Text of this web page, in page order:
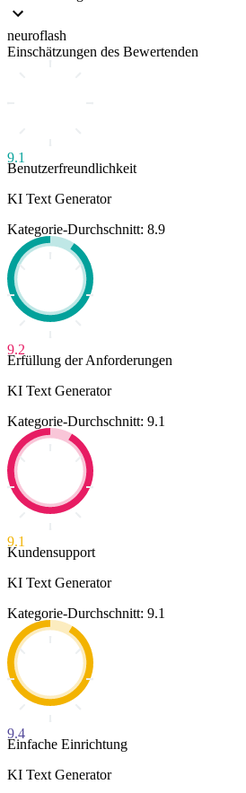
neuroflash
Einschätzungen des Bewertenden
9.1
Benutzerfreundlichkeit
KI Text Generator
Kategorie-Durchschnitt: 8.9
9.2
Erfüllung der Anforderungen
KI Text Generator
Kategorie-Durchschnitt: 9.1
9.1
Kundensupport
KI Text Generator
Kategorie-Durchschnitt: 9.1
9.4
Einfache Einrichtung
KI Text Generator